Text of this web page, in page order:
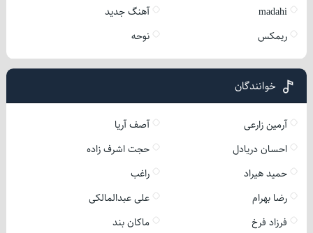
madahi
آهنگ جدید
ریمکس
نوحه
خوانندگان
آرمین زارعی
آصف آریا
احسان دریادل
حجت اشرف زاده
حمید هیراد
راغب
رضا بهرام
علی عبدالمالکی
فرزاد فرخ
ماکان بند